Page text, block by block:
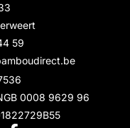
59
0008 9629 96